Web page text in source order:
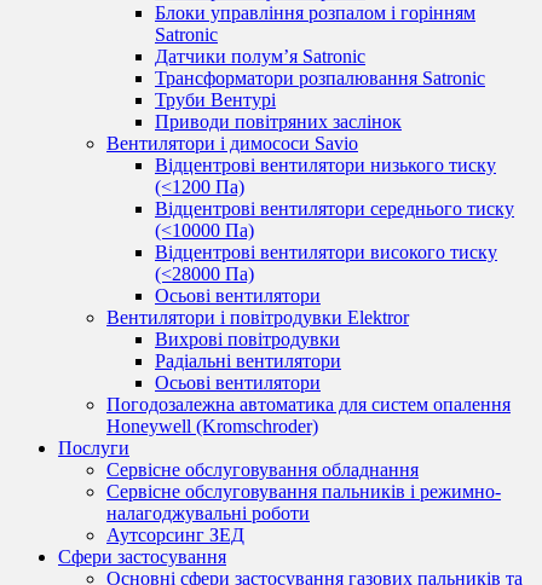
Блоки управління розпалом і горінням
Satronic
Датчики полум’я Satronic
Трансформатори розпалювання Satronic
Труби Вентурі
Приводи повітряних заслінок
Вентилятори і димососи Savio
Відцентрові вентилятори низького тиску
(<1200 Па)
Відцентрові вентилятори середнього тиску
(<10000 Па)
Відцентрові вентилятори високого тиску
(<28000 Па)
Осьові вентилятори
Вентилятори і повітродувки Elektror
Вихрові повітродувки
Радіальні вентилятори
Осьові вентилятори
Погодозалежна автоматика для систем опалення
Honeywell (Kromschroder)
Послуги
Сервісне обслуговування обладнання
Сервісне обслуговування пальників і режимно-
налагоджувальні роботи
Аутсорсинг ЗЕД
Сфери застосування
Основні сфери застосування газових пальників та